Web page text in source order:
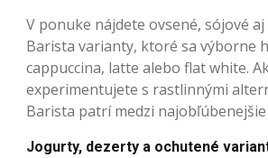
V ponuke nájdete ovsené, sójové
Barista varianty, ktoré sa výborne
cappuccina, latte alebo flat white.
experimentujete s rastlinnými
Barista patrí medzi najobľúbenejšie
Jogurty, dezerty a ochutené